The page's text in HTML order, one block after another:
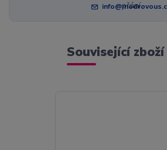
Související zboží